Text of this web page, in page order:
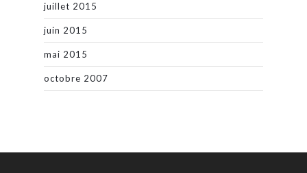
juillet 2015
juin 2015
mai 2015
octobre 2007